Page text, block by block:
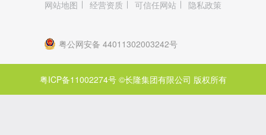
网站地图 经营资质 可信任网站 隐私政策
粤公网安备 44011302003242号
粤ICP备11002274号©长隆集团有限公司 版权所有